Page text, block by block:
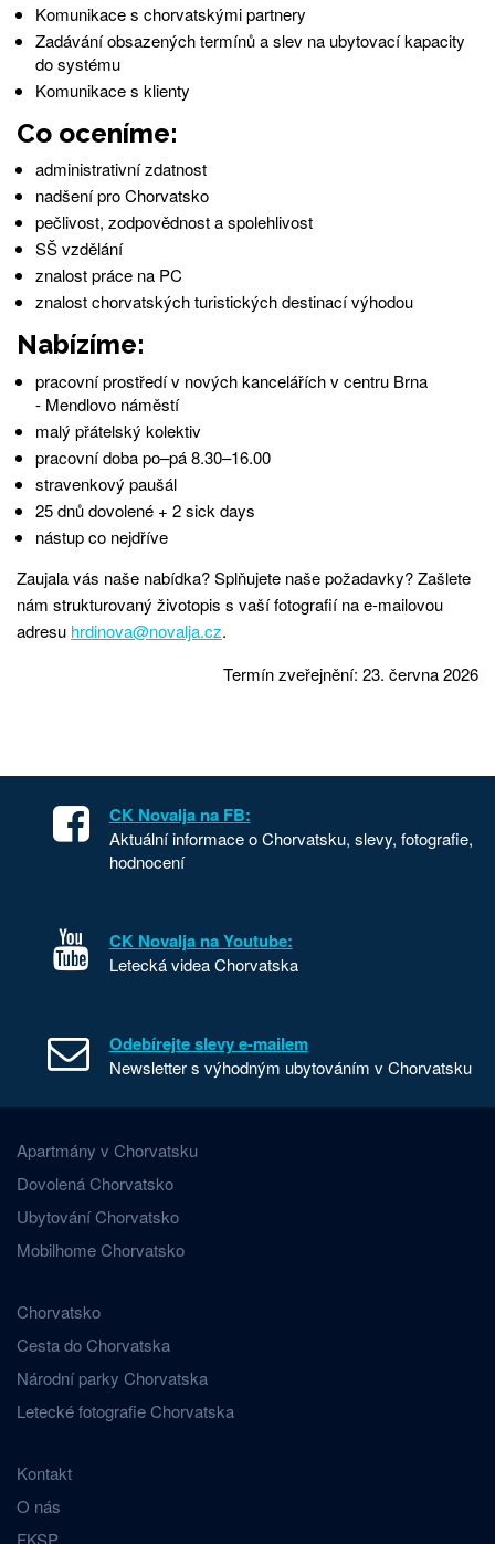
Komunikace s chorvatskými partnery
Zadávání obsazených termínů a slev na ubytovací kapacity
do systému
Komunikace s klienty
Co oceníme:
administrativní zdatnost
nadšení pro Chorvatsko
pečlivost, zodpovědnost a spolehlivost
SŠ vzdělání
znalost práce na PC
znalost chorvatských turistických destinací výhodou
Nabízíme:
pracovní prostředí v nových kancelářích v centru Brna
- Mendlovo náměstí
malý přátelský kolektiv
pracovní doba po–pá 8.30–16.00
stravenkový paušál
25 dnů dovolené + 2 sick days
nástup co nejdříve
Zaujala vás naše nabídka? Splňujete naše požadavky? Zašlete
nám strukturovaný životopis s vaší fotografií na e-mailovou
adresu hrdinova@novalja.cz.
Termín zveřejnění: 23. června 2026
CK Novalja na FB:
Aktuální informace o Chorvatsku, slevy, fotografie,
hodnocení
CK Novalja na Youtube:
Letecká videa Chorvatska
Odebírejte slevy e-mailem
Newsletter s výhodným ubytováním v Chorvatsku
Apartmány v Chorvatsku
Dovolená Chorvatsko
Ubytování Chorvatsko
Mobilhome Chorvatsko
Chorvatsko
Cesta do Chorvatska
Národní parky Chorvatska
Letecké fotografie Chorvatska
Kontakt
O nás
FKSP